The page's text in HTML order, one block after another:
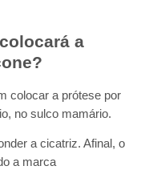
a
colocar a prótese por
no sulco mamário.
a cicatriz. Afinal, o
a marca